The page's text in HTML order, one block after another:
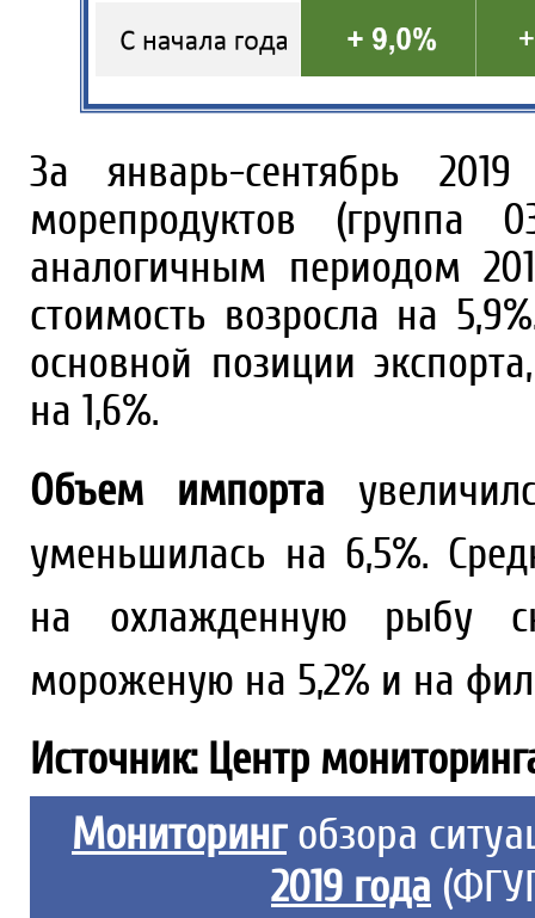
За январь-сентябрь
морепродуктов
аналогичным периодом
стоимость возросла на
основной позиции
на 1,6%.
Объем импорта
уменьшилась на 6,5%.
на охлажденную рыбу
мороженую на 5,2% и на
Источник: Центр
Мониторинг обзора
2019 года